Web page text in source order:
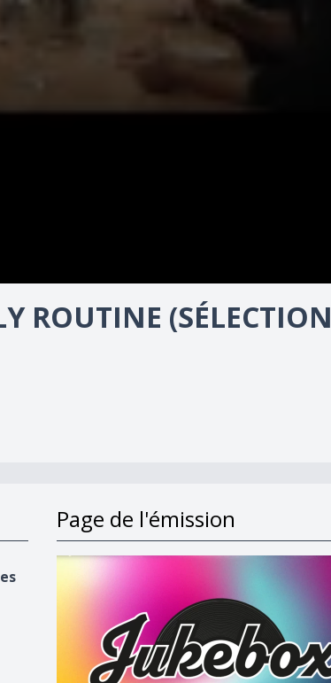
ROUTINE (SÉLECTION
Page de l'émission